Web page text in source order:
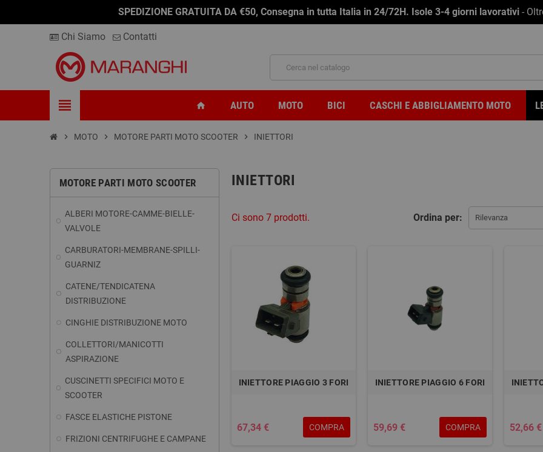
SPEDIZIONE GRATUITA DA €50, Consegna in tutta Italia in 24/72H. Isole 3-4 giorni lavorativi -
Chi Siamo Contatti
view_headline home AUTO MOTO BICI CASCHI E ABBIGLIAMENTO MOTO
chevron_right MOTO chevron_right MOTORE PARTI MOTO SCOOTER chevron_right INIETTORI
MOTORE PARTI MOTO SCOOTER
ALBERI MOTORE-CAMME-BIELLE-
VALVOLE
CARBURATORI-MEMBRANE-SPILLI-
GUARNIZ
CATENE/TENDICATENA
DISTRIBUZIONE
CINGHIE DISTRIBUZIONE MOTO
COLLETTORI/MANICOTTI
ASPIRAZIONE
CUSCINETTI SPECIFICI MOTO E
SCOOTER
FASCE ELASTICHE PISTONE
FRIZIONI CENTRIFUGHE E CAMPANE
INIETTORI
Ordina per: Rilevanza
Ci sono 7 prodotti.
INIETTORE PIAGGIO 3 FORI
67,34 € COMPRA
INIETTORE PIAGGIO 6 FORI
59,69 € COMPRA 52,66 €